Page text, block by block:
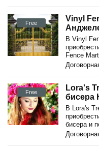
Free
Vinyl
В Vinyl
Fence
Free
Lora's
бисера
В Lora's
бисера и
серьги,